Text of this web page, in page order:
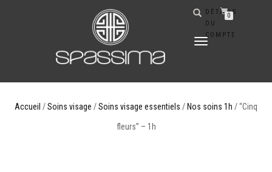
DÉPLIER
DÉTAILS
DU
COMPTE
0
Accueil /Soins visage /Soins visage essentiels / Nos soins 1h / “Cinq
fleurs” – 1h